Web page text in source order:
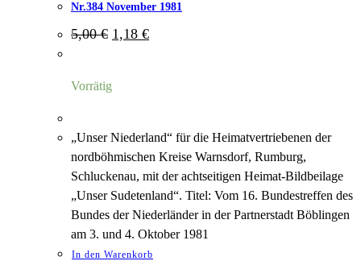
Nr.384 November 1981
5,00€ Ursprünglicher
Preis
1,18 €Aktueller
Preis
Vorrätig
„Unser Niederland“ für die Heimatvertriebenen der
nordböhmischen Kreise Warnsdorf, Rumburg,
Schluckenau, mit der achtseitigen Heimat-Bildbeilage
„Unser Sudetenland“. Titel: Vom 16. Bundestreffen des
Bundes der Niederländer in der Partnerstadt Böblingen
am 3. und 4. Oktober 1981
In den Warenkorb